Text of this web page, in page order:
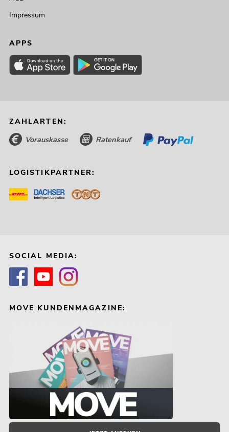
Impressum
APPS
ZAHLARTEN:
Vorauskasse Ratenkauf
LOGISTIKPARTNER:
SOCIAL MEDIA:
MOVE KUNDENMAGAZINE: